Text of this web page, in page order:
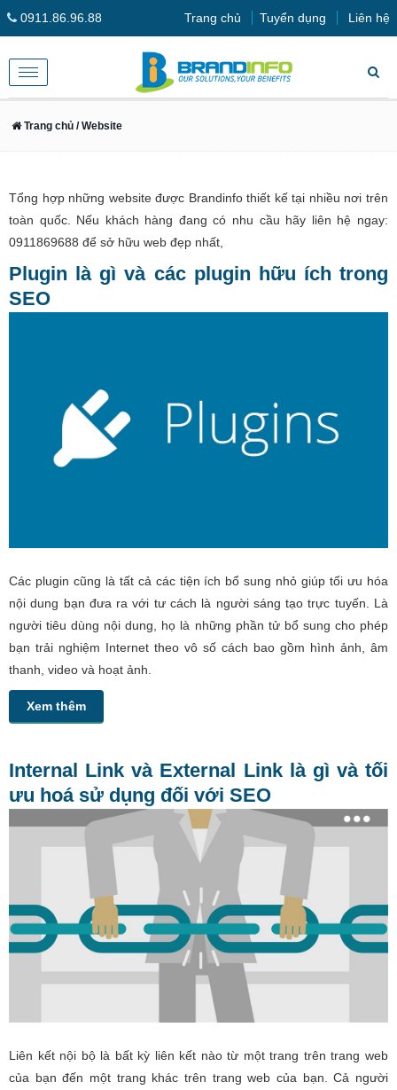
0911.86.96.88 Trang chủ Tuyển dụng Liên hệ
Toggle
navigation
Trang chủ / Website
Tổng hợp những website được Brandinfo thiết kế tại nhiều nơi trên
toàn quốc. Nếu khách hàng đang có nhu cầu hãy liên hệ ngay:
0911869688 để sở hữu web đẹp nhất,
Plugin là gì và các plugin hữu ích trong
SEO
Các plugin cũng là tất cả các tiện ích bổ sung nhỏ giúp tối ưu hóa
nội dung bạn đưa ra với tư cách là người sáng tạo trực tuyến. Là
người tiêu dùng nội dung, họ là những phần tử bổ sung cho phép
bạn trải nghiệm Internet theo vô số cách bao gồm hình ảnh, âm
thanh, video và hoạt ảnh.
Xem thêm
Internal Link và External Link là gì và tối
ưu hoá sử dụng đối với SEO
Liên kết nội bộ là bất kỳ liên kết nào từ một trang trên trang web
của bạn đến một trang khác trên trang web của bạn. Cả người